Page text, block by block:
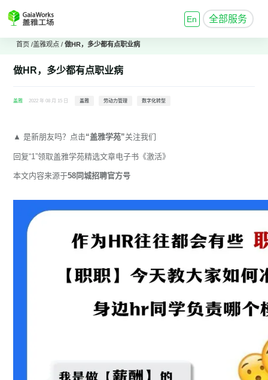
En 全部服务
首页 /盖雅观点 /做HR，多少都有点职业病
做HR，多少都有点职业病
盖雅 2022 年 08 月 15 日 盖雅 劳动力管理 数字化转型
▲ 是新朋友吗？点击“盖雅学苑”关注我们
回复“1”领取盖雅学苑精选文章电子书 《激活》
本文内容来源于58同城招聘官方号